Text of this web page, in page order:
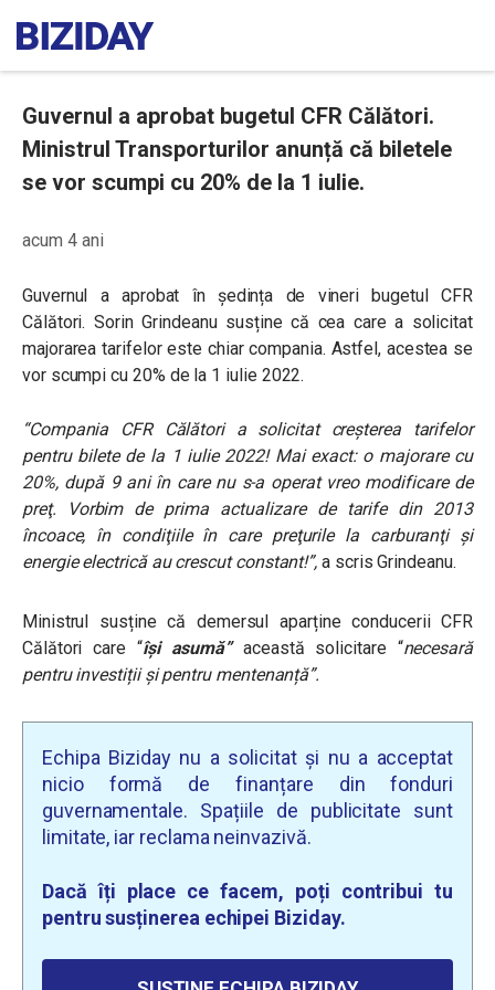
Guvernul a aprobat bugetul CFR Călători.
Ministrul Transporturilor anunță că biletele
se vor scumpi cu 20% de la 1 iulie.
acum 4 ani
Guvernul a aprobat în ședința de vineri bugetul CFR
Călători. Sorin Grindeanu susține că cea care a solicitat
majorarea tarifelor este chiar compania. Astfel, acestea se
vor scumpi cu 20% de la 1 iulie 2022.
“Compania CFR Călători a solicitat creşterea tarifelor
pentru bilete de la 1 iulie 2022! Mai exact: o majorare cu
20%, după 9 ani în care nu s-a operat vreo modificare de
preţ. Vorbim de prima actualizare de tarife din 2013
încoace, în condiţiile în care preţurile la carburanţi şi
energie electrică au crescut constant!”, a scris Grindeanu.
Ministrul susține că demersul aparține conducerii CFR
Călători care “își asumă”această solicitare “necesară
pentru investiții și pentru mentenanță”.
Echipa Biziday nu a solicitat și nu a acceptat
nicio formă de finanțare din fonduri
guvernamentale. Spațiile de publicitate sunt
limitate, iar reclama neinvazivă.
Dacă îți place ce facem, poți contribui tu
pentru susținerea echipei Biziday.